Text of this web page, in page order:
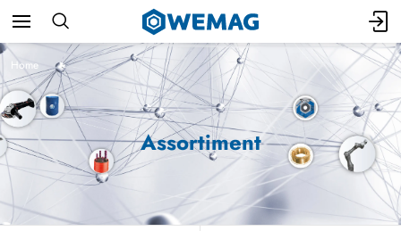
Home
Assortiment